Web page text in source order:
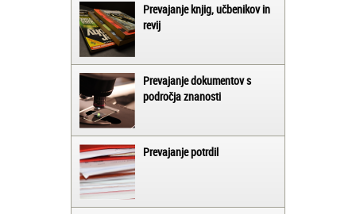
Prevajanje knjig, učbenikov in
revij
Prevajanje dokumentov s
področja znanosti
Prevajanje potrdil